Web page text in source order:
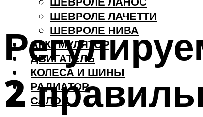
ШЕВРОЛЕ ЛАЧЕТТИ
ШЕВРОЛЕ НИВА
АККУМУЛЯТОР
ДВИГАТЕЛЬ
КОЛЕСА И ШИНЫ
РАДИАТОР
САЛОН
2